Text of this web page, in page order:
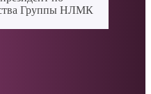
Группы НЛМК